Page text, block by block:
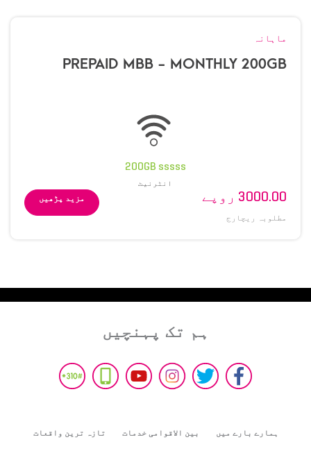
ماہانہ
PREPAID MBB - MONTHLY 200GB
200GB sssss
انٹرنیٹ
3000.00 روپے
مطلوبہ ریچارج
مزید پڑھیں
ہم تک پہنچیں
ہمارے بارے میں بین الاقوامی خدمات تازہ ترین واقعات